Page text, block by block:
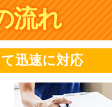
流れ
迅速に対応